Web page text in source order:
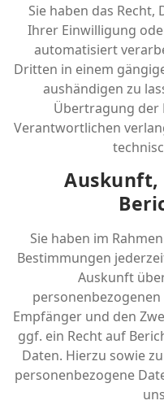
Sie haben das
Ihrer Einwilligung
automatisiert
Dritten in einem
aushändigen zu
Übertragung der
Verantwortlichen
Auskunft,
Sie haben im
Bestimmungen
Auskunft
Empfänger und den
ggf. ein Recht auf
Daten. Hierzu sowie
personenbezogene